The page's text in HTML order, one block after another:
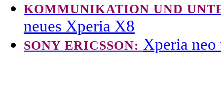
KOMMUNIKATION UND
neues Xperia X8
SONY ERICSSON: Xperia